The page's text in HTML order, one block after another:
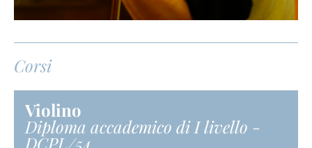
Corsi
Violino
Diploma accademico di I livello -
DCPL/54